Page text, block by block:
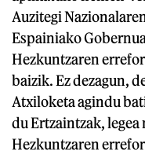
Auzitegi
Espainiako
Hezkuntzaren
baizik. Ez dezagun,
Atxiloketa agindu
du Ertzaintzak,
Hezkuntzaren